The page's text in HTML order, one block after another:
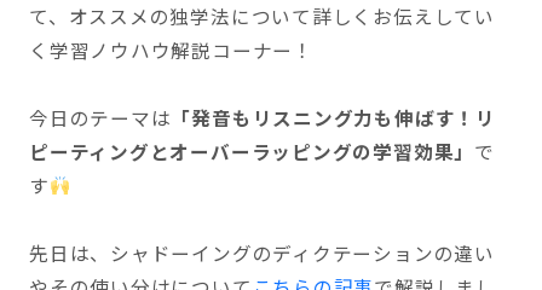
て、オススメの独学法について詳しくお伝えしてい
く学習ノウハウ解説コーナー！
今日のテーマは 「発音もリスニング力も伸ばす！リ
ピーティングとオーバーラッピングの学習効果」 で
す
先日は、シャドーイングのディクテーションの違い